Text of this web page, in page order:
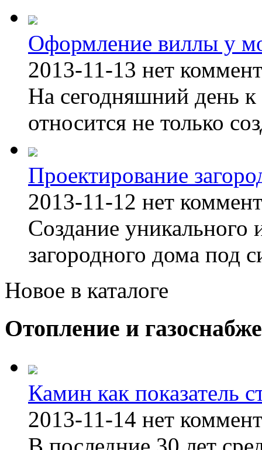
Оформление виллы у
2013-11-13 нет
На сегодняшний день к
относится не только
Проектирование
2013-11-12 нет
Создание уникального
загородного дома под
Новое в каталоге
Отопление и
Камин как показатель
2013-11-14 нет